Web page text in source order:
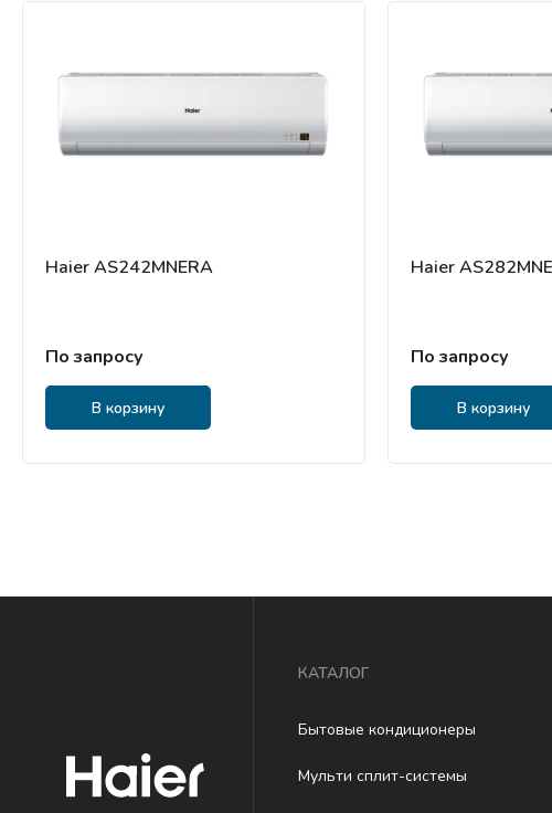
Haier AS242MNERA
По запросу
В корзину
Haier
По запросу
В корзину
КАТАЛОГ
Бытовые кондиционеры
Мульти сплит-системы